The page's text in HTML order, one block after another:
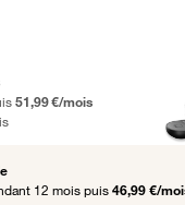
Fibre
12 mois puis 51,99 €
51,99 €/mois
12 mois puis 46,99 €/